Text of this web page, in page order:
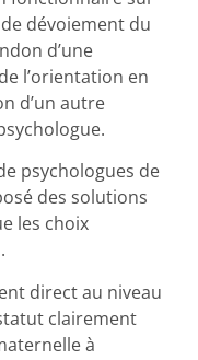
dévoiement du
d’une
l’orientation en
d’un autre
psychologues de
des solutions
les choix
direct au niveau
clairement
à